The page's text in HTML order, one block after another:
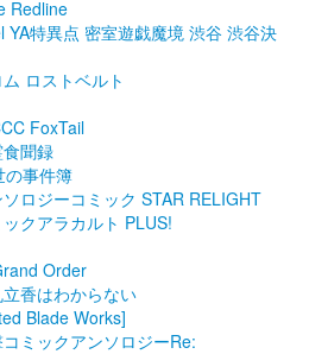
Redline
特異点 密室遊戯魔境 渋谷 渋谷決
ロストベルト
FoxTail
聞録
の事件簿
ロジーコミック STAR RELIGHT
クアラカルト PLUS!
Order
香はわからない
Blade Works]
ミックアンソロジーRe: